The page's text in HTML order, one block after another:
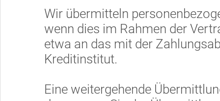
Wir übermitteln
wenn dies im Rahmen der
etwa an das mit der
Kreditinstitut.
Eine weitergehende